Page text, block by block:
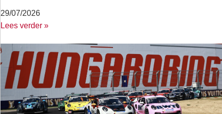
29/07/2026
Lees verder »